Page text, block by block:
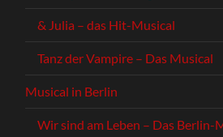
& Julia – das Hit-Musical
Tanz der Vampire – Das Musical
Musical in Berlin
Wir sind am Leben – Das Berlin-